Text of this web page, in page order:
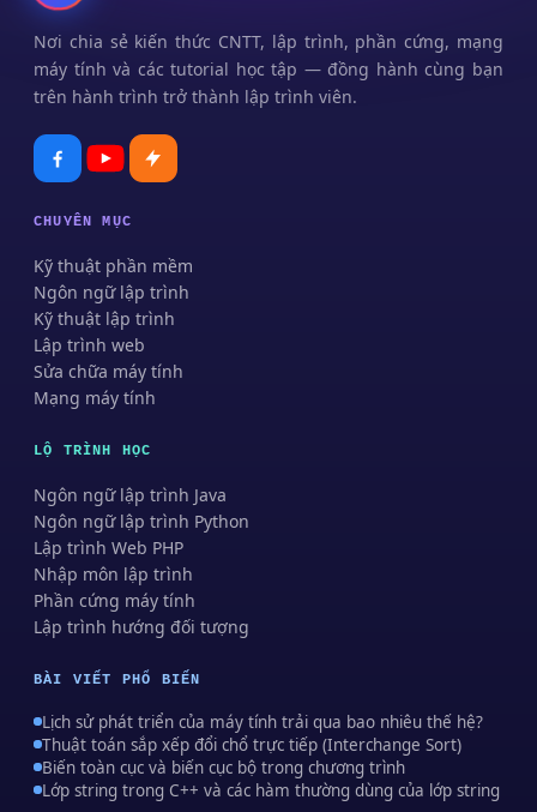
Nơi chia sẻ kiến thức CNTT, lập trình, phần cứng, mạng
máy tính và các tutorial học tập — đồng hành cùng bạn
trên hành trình trở thành lập trình viên.
CHUYÊN MỤC
Kỹ thuật phần mềm
Ngôn ngữ lập trình
Kỹ thuật lập trình
Lập trình web
Sửa chữa máy tính
Mạng máy tính
LỘ TRÌNH HỌC
Ngôn ngữ lập trình Java
Ngôn ngữ lập trình Python
Lập trình Web PHP
Nhập môn lập trình
Phần cứng máy tính
Lập trình hướng đối tượng
BÀI VIẾT PHỔ BIẾN
Lịch sử phát triển của máy tính trải qua bao nhiêu thế hệ?
Thuật toán sắp xếp đổi chổ trực tiếp (Interchange Sort)
Biến toàn cục và biến cục bộ trong chương trình
Lớp string trong C++ và các hàm thường dùng của lớp string